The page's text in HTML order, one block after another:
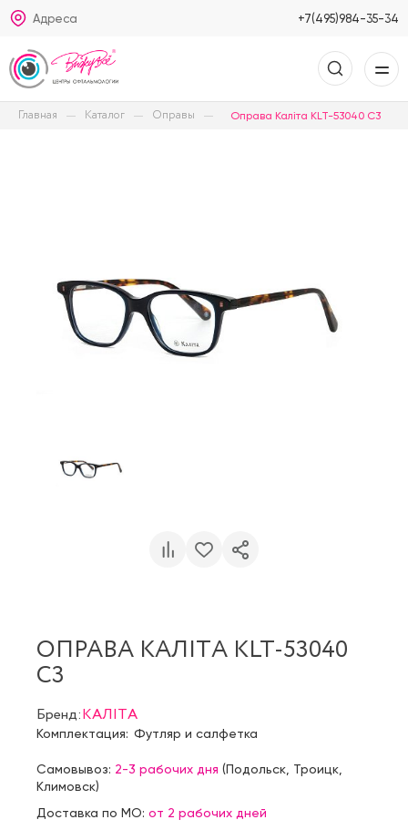
Адреса +7(495)984-35-34
Главная Каталог Оправы Оправа Kaлiтa KLT-53040 C3
ОПРАВА KAЛIТA KLT-53040
C3
Бренд:KAЛIТA
Комплектация: Футляр и салфетка
Самовывоз: 2-3 рабочих дня (Подольск Троицк
Климовск)
Доставка по МО: от 2 рабочих дней